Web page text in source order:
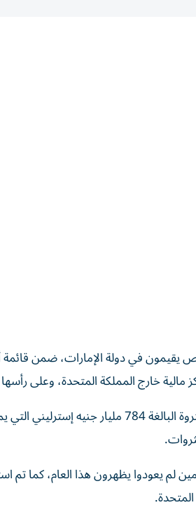
خارج المملكة المتحدة، وعلى
وأوضحت القائمة أن ما يُعرف بـ«مجموعة دبي» تمثل نحو 2.1% من إجمالي الثروة البالغة